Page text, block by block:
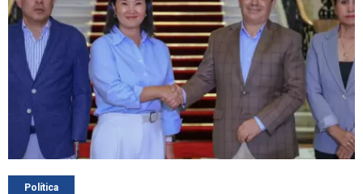
Política